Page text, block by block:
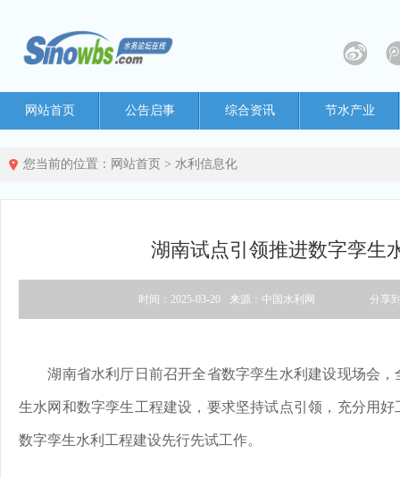
网站首页 公告启事 综合资讯 节水产业
您当前的位置： 网站首页 > 水利信息化
湖南试点引领推进数字孪生
时间：2025-03-20 来源：中国水利网 分享
湖南省水利厅日前召开全省数字孪生水利建设现场会，
生水网和数字孪生工程建设，要求坚持试点引领，充分用
数字孪生水利工程建设先行先试工作。